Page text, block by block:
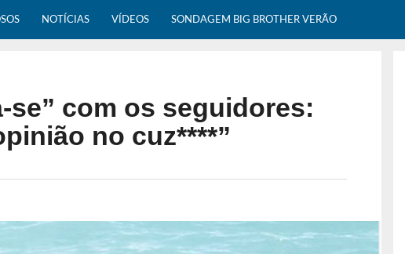
NOTÍCIAS VÍDEOS SONDAGEM BIG BROTHER VERÃO
se” com os seguidores:
no cuz****”